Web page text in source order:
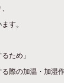
す。
ため」
際の加温・加湿作